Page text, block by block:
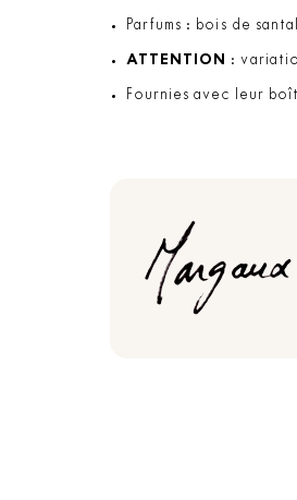
Parfums : bois de santal
ATTENTION :
Fournies avec leur